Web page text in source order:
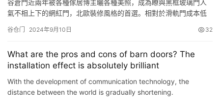
谷倉門近兩年被各種傢居博主曬各種美照，成為瞭與黑框玻璃門人
氣不相上下的網紅門，北歐裝修風格的首選。相對於滑軌門成本低
它也缺點十足：密封和隔音差，不適合當作臥室門，更適合相對開
房廚房的空間小，想把廚房門外推，並且在必要的時候讓廚房打通
成開放的格…
谷仓门 2024年9月10日 32
What are the pros and cons of barn doors? The
installation effect is absolutely brilliant
With the development of communication technology, the
distance between the world is gradually shortening.